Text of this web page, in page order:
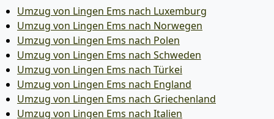
Umzug von Lingen Ems nach Luxemburg
Umzug von Lingen Ems nach Norwegen
Umzug von Lingen Ems nach Polen
Umzug von Lingen Ems nach Schweden
Umzug von Lingen Ems nach Türkei
Umzug von Lingen Ems nach England
Umzug von Lingen Ems nach Griechenland
Umzug von Lingen Ems nach Italien